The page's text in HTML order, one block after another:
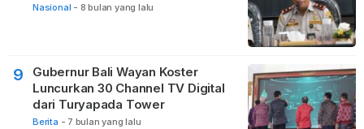
Nasional - 8 bulan yang lalu
9
Gubernur Bali Wayan Koster
Luncurkan 30 Channel TV Digital
dari Turyapada Tower
Berita - 7 bulan yang lalu